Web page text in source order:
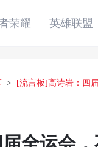
荣耀 英雄联盟
> [流言板]高诗岩：四